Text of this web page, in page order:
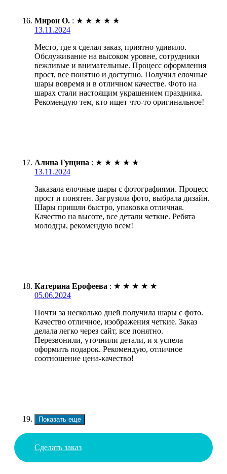
Мирон О. : ★ ★ ★ ★ ★
13.11.2024
Место, где я сделал заказ, приятно удивило.
Обслуживание на высоком уровне, сотрудники
вежливые и внимательные. Процесс оформления
прост, все понятно и доступно. Получил елочные
шары вовремя и в отличном качестве. Фото на
шарах стали настоящим украшением праздника.
Рекомендую тем, кто ищет что-то оригинальное!
Алина Гущина : ★ ★ ★ ★ ★
13.11.2024
Заказала елочные шары с фотографиями. Процесс
прост и понятен. Загрузила фото, выбрала дизайн.
Шары пришли быстро, упаковка отличная.
Качество на высоте, все детали четкие. Ребята
молодцы, рекомендую всем!
Катерина Ерофеева : ★ ★ ★ ★ ★
05.06.2024
Почти за несколько дней получила шары с фото.
Качество отличное, изображения четкие. Заказ
делала легко через сайт, все понятно.
Перезвонили, уточнили детали, и я успела
оформить подарок. Рекомендую, отличное
соотношение цена-качество!
Показать еще
Сделать заказ